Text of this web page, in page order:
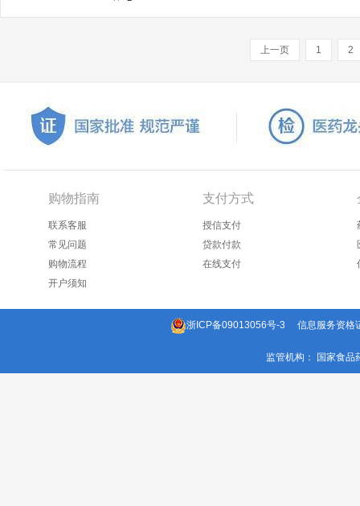
上一页 1 2
购物指南
联系客服
常见问题
购物流程
开户须知
支付方式
授信支付
贷款付款
在线支付
浙ICP备09013056号-3 信息服务资格
监管机构： 国家食品